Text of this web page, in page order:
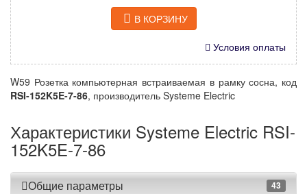
В КОРЗИНУ
Условия оплаты
W59 Розетка компьютерная встраиваемая в рамку сосна, код
RSI-152K5E-7-86, производитель Systeme Electric
Характеристики Systeme Electric RSI-
152K5E-7-86
Общие параметры 43